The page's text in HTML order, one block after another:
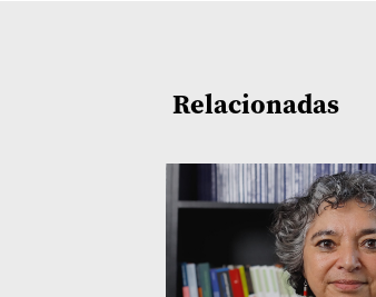
Relacionadas